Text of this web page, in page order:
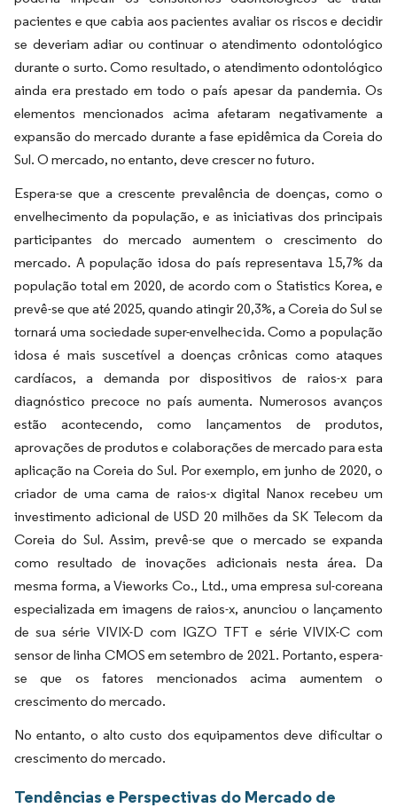
pacientes e que cabia aos pacientes avaliar os riscos e decidir
se deveriam adiar ou continuar o atendimento odontológico
durante o surto. Como resultado, o atendimento odontológico
ainda era prestado em todo o país apesar da pandemia. Os
elementos mencionados acima afetaram negativamente a
expansão do mercado durante a fase epidêmica da Coreia do
Sul. O mercado, no entanto, deve crescer no futuro.
Espera-se que a crescente prevalência de doenças, como o
envelhecimento da população, e as iniciativas dos principais
participantes do mercado aumentem o crescimento do
mercado. A população idosa do país representava 15,7% da
população total em 2020, de acordo com o Statistics Korea, e
prevê-se que até 2025, quando atingir 20,3%, a Coreia do Sul se
tornará uma sociedade super-envelhecida. Como a população
idosa é mais suscetível a doenças crônicas como ataques
cardíacos, a demanda por dispositivos de raios-x para
diagnóstico precoce no país aumenta. Numerosos avanços
estão acontecendo, como lançamentos de produtos,
aprovações de produtos e colaborações de mercado para esta
aplicação na Coreia do Sul. Por exemplo, em junho de 2020, o
criador de uma cama de raios-x digital Nanox recebeu um
investimento adicional de USD 20 milhões da SK Telecom da
Coreia do Sul. Assim, prevê-se que o mercado se expanda
como resultado de inovações adicionais nesta área. Da
mesma forma, a Vieworks Co., Ltd., uma empresa sul-coreana
especializada em imagens de raios-x, anunciou o lançamento
de sua série VIVIX-D com IGZO TFT e série VIVIX-C com
sensor de linha CMOS em setembro de 2021. Portanto, espera-
se que os fatores mencionados acima aumentem o
crescimento do mercado.
No entanto, o alto custo dos equipamentos deve dificultar o
crescimento do mercado.
Tendências e Perspectivas do Mercado de